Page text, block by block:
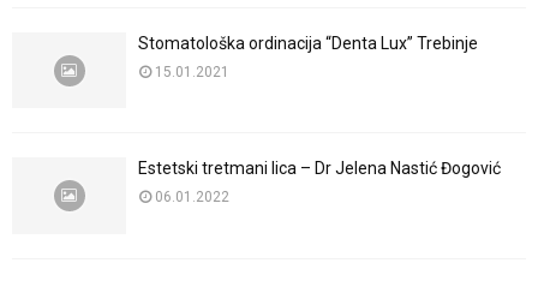
Stomatološka ordinacija “Denta Lux” Trebinje
15.01.2021
Estetski tretmani lica – Dr Jelena Nastić Đogović
06.01.2022